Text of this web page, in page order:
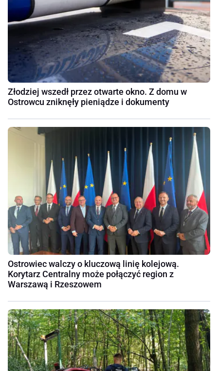
Złodziej wszedł przez otwarte okno. Z domu w
Ostrowcu zniknęły pieniądze i dokumenty
Ostrowiec walczy o kluczową linię kolejową.
Korytarz Centralny może połączyć region z
Warszawą i Rzeszowem